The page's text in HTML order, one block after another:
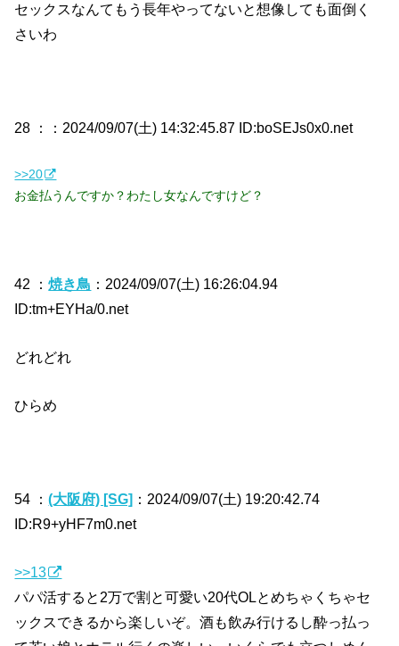
セックスなんてもう長年やってないと想像しても面倒く
さいわ
28 ： ：2024/09/07(土) 14:32:45.87 ID:boSEJs0x0.net
>>20
お金払うんですか？わたし女なんですけど？
42 ：焼き鳥 ：2024/09/07(土) 16:26:04.94
ID:tm+EYHa/0.net
どれどれ
ひらめ
54 ：(大阪府) [SG] ：2024/09/07(土) 19:20:42.74
ID:R9+yHF7m0.net
>>13
パパ活すると2万で割と可愛い20代OLとめちゃくちゃセ
ックスできるから楽しいぞ。酒も飲み行けるし酔っ払っ